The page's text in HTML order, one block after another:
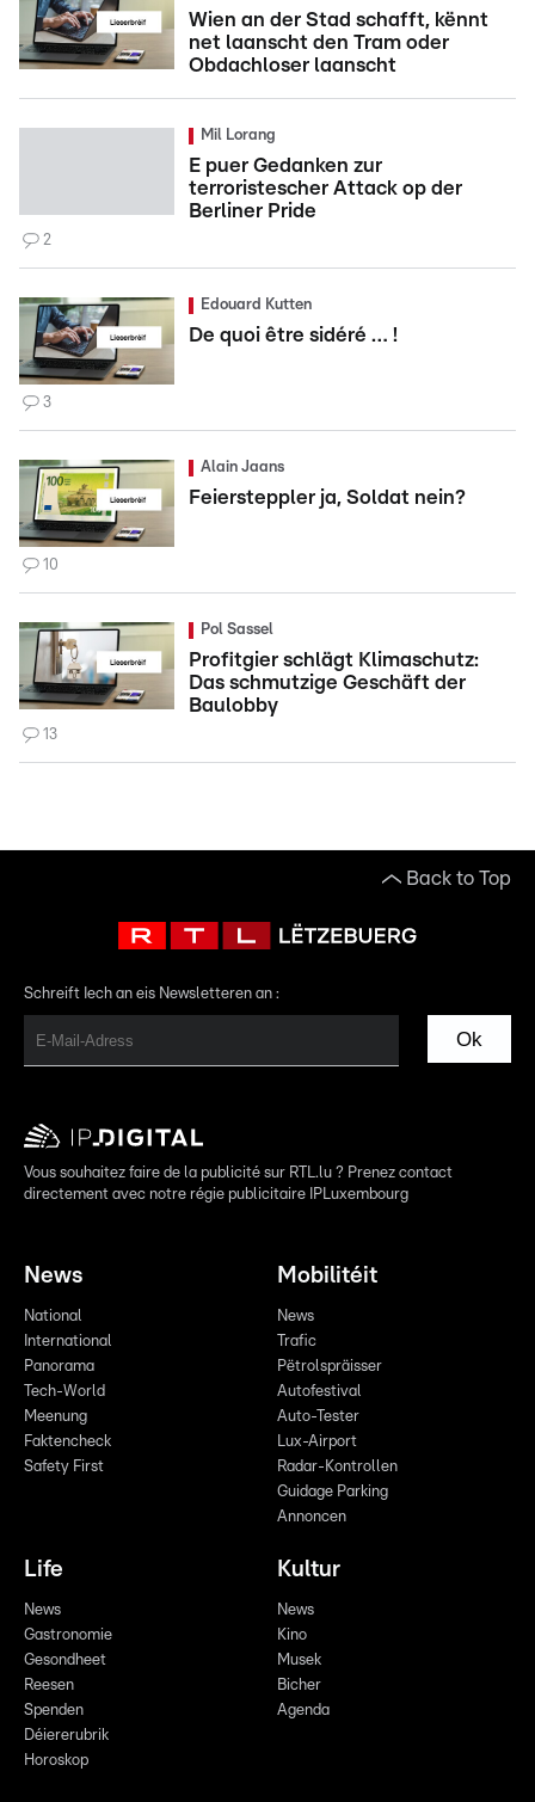
Wien an der Stad schafft, kënnt
net laanscht den Tram oder
Obdachloser laanscht
Mil Lorang
E puer Gedanken zur
terroristescher Attack op der
Berliner Pride
2
Edouard Kutten
De quoi être sidéré … !
3
Alain Jaans
Feiersteppler ja, Soldat nein?
10
Pol Sassel
Profitgier schlägt Klimaschutz:
Das schmutzige Geschäft der
Baulobby
13
Back to Top
Schreift Iech an eis Newsletteren an :
Ok
Vous souhaitez faire de la publicité sur RTL.lu ? Prenez contact
directement avec notre régie publicitaire IPLuxembourg
News
National
International
Panorama
Tech-World
Meenung
Faktencheck
Safety First
Mobilitéit
News
Trafic
Pëtrolspräisser
Autofestival
Auto-Tester
Lux-Airport
Radar-Kontrollen
Guidage Parking
Annoncen
Life
News
Gastronomie
Gesondheet
Reesen
Spenden
Déiererubrik
Horoskop
Kultur
News
Kino
Musek
Bicher
Agenda